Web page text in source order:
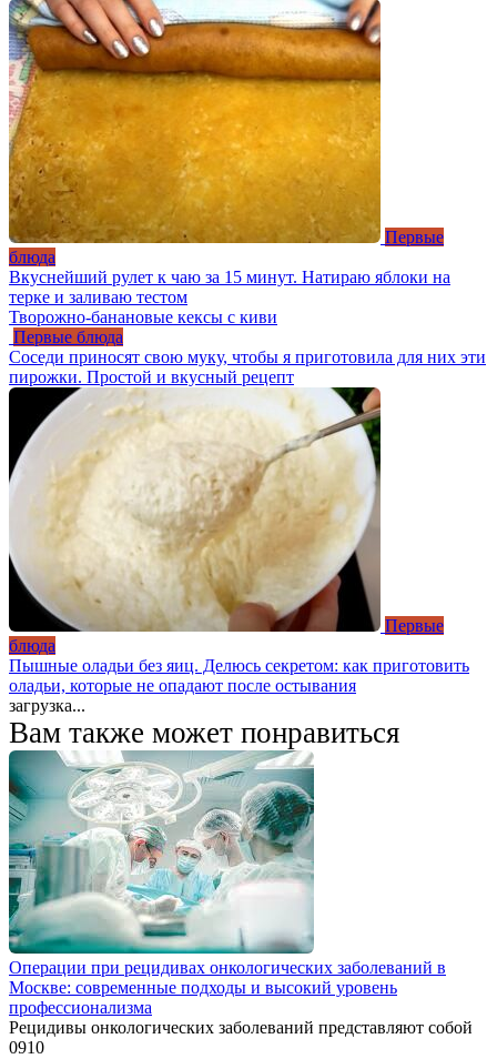
Первые
блюда
Вкуснейший рулет к чаю за 15 минут. Натираю яблоки на
терке и заливаю тестом
Творожно-банановые кексы с киви
Первые блюда
Соседи приносят свою муку, чтобы я приготовила для них эти
пирожки. Простой и вкусный рецепт
Первые
блюда
Пышные оладьи без яиц. Делюсь секретом: как приготовить
оладьи, которые не опадают после остывания
загрузка...
Вам также может понравиться
Операции при рецидивах онкологических заболеваний в
Москве: современные подходы и высокий уровень
профессионализма
Рецидивы онкологических заболеваний представляют собой
0910